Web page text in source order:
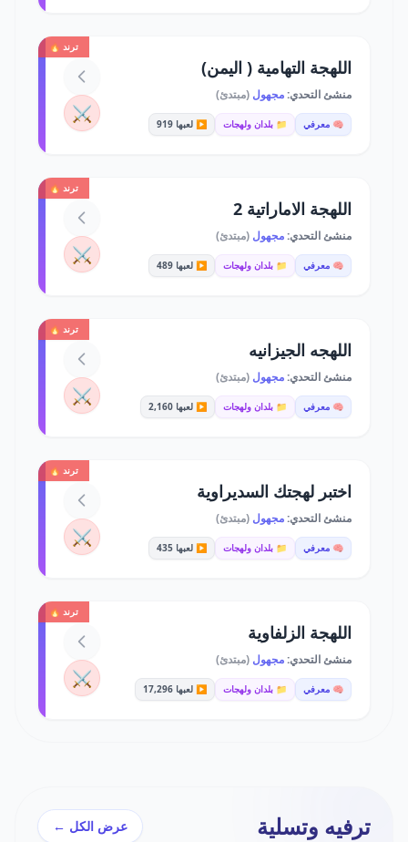
ترند 🔥
اللهجة التهامية ( اليمن)
منشئ التحدي:مجهول (مبتدئ)
🧠 معرفي 📁 بلدان ولهجات ▶️ لعبها 919 ⚔️
ترند 🔥
اللهجة الاماراتية 2
منشئ التحدي:مجهول (مبتدئ)
🧠 معرفي 📁 بلدان ولهجات ▶️ لعبها 489 ⚔️
ترند 🔥
اللهجه الجيزانيه
منشئ التحدي:مجهول (مبتدئ)
🧠 معرفي 📁 بلدان ولهجات ▶️ لعبها 2,160 ⚔️
ترند 🔥
اختبر لهجتك السديراوية
منشئ التحدي:مجهول (مبتدئ)
🧠 معرفي 📁 بلدان ولهجات ▶️ لعبها 435 ⚔️
ترند 🔥
اللهجة الزلفاوية
منشئ التحدي:مجهول (مبتدئ)
🧠 معرفي 📁 بلدان ولهجات ▶️ لعبها 17,296 ⚔️
ترفيه وتسلية عرض الكل ←